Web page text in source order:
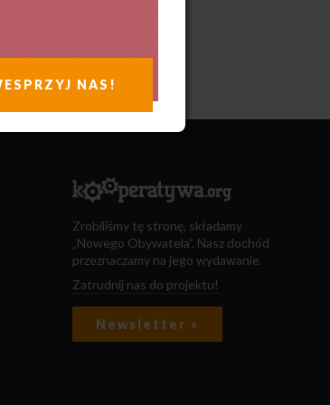
Zrobiliśmy tę stronę, składamy
„Nowego Obywatela”. Nasz dochód
przeznaczamy na jego wydawanie.
Zatrudnij nas do projektu!
Newsletter »
NAS!